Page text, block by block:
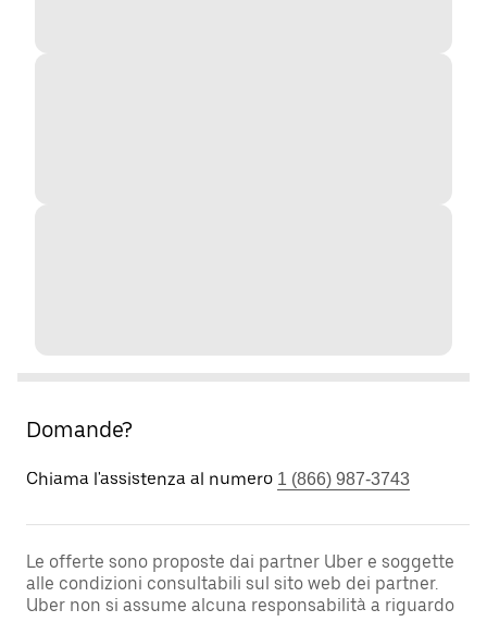
Domande?
Chiama l'assistenza al numero 1 (866) 987-3743
Le offerte sono proposte dai partner Uber e soggette
alle condizioni consultabili sul sito web dei partner.
Uber non si assume alcuna responsabilità a riguardo